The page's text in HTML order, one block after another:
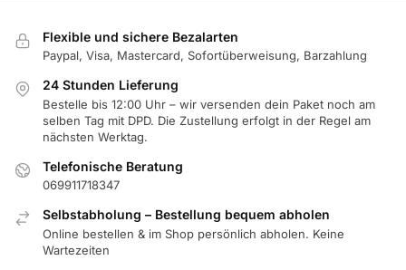
Flexible und sichere Bezalarten
Paypal, Visa, Mastercard, Sofortüberweisung, Barzahlung
24 Stunden Lieferung
Bestelle bis 12:00 Uhr – wir versenden dein Paket noch am
selben Tag mit DPD. Die Zustellung erfolgt in der Regel am
nächsten Werktag.
Telefonische Beratung
069911718347
Selbstabholung – Bestellung bequem abholen
Online bestellen & im Shop persönlich abholen. Keine
Wartezeiten